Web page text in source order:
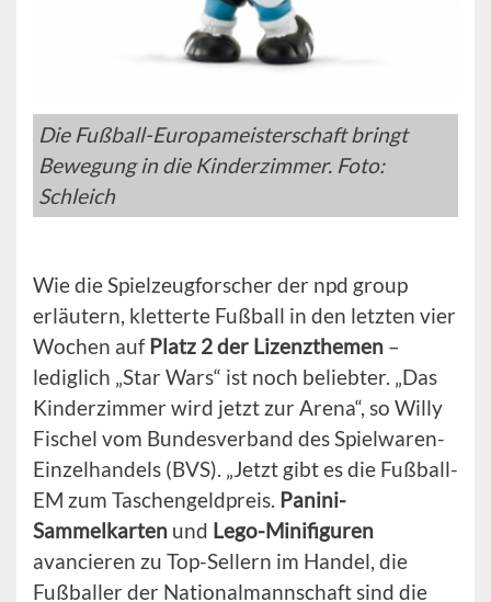
Die Fußball-Europameisterschaft bringt
Bewegung in die Kinderzimmer. Foto:
Schleich
Wie die Spielzeugforscher der npd group
erläutern, kletterte Fußball in den letzten vier
Wochen aufPlatz 2 der Lizenzthemen –
lediglich „Star Wars“ ist noch beliebter. „Das
Kinderzimmer wird jetzt zur Arena“, so Willy
Fischel vom Bundesverband des Spielwaren-
Einzelhandels (BVS). „Jetzt gibt es die Fußball-
EM zum Taschengeldpreis. Panini-
Sammelkarten und Lego-Minifiguren
avancieren zu Top-Sellern im Handel, die
Fußballer der Nationalmannschaft sind die